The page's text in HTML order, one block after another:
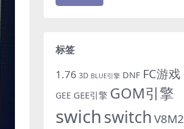
标签
1.76 3D BLUE引擎 DNF FC游戏
GEE GEE引擎 GOM引擎
swichswitchV8M2